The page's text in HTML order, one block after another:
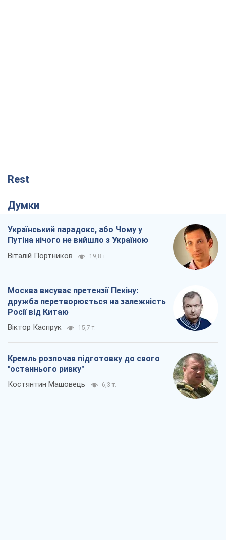
Rest
Думки
Український парадокс, або Чому у
Путіна нічого не вийшло з Україною
Віталій Портников 19,8 т.
Москва висуває претензії Пекіну:
дружба перетворюється на залежність
Росії від Китаю
Віктор Каспрук 15,7 т.
Кремль розпочав підготовку до свого
"останнього ривку"
Костянтин Машовець 6,3 т.